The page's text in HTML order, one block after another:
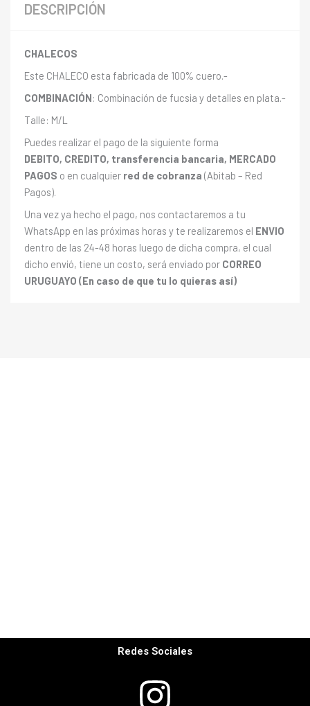
DESCRIPCIÓN
CHALECOS
Este CHALECO esta fabricada de 100% cuero.-
COMBINACIÓN: Combinación de fucsia y detalles en plata.-
Talle: M/L
Puedes realizar el pago de la siguiente forma
DEBITO, CREDITO, transferencia bancaria, MERCADO
PAGOS o en cualquier red de cobranza (Abitab – Red
Pagos).
Una vez ya hecho el pago, nos contactaremos a tu
WhatsApp en las próximas horas y te realizaremos el ENVIO
dentro de las 24-48 horas luego de dicha compra, el cual
dicho envió, tiene un costo, será enviado por CORREO
URUGUAYO (En caso de que tu lo quieras así)
Redes Sociales